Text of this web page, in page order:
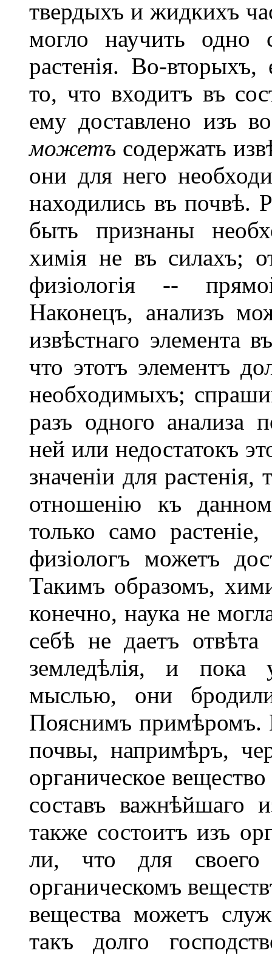
твердыхъ и жидкихъ
могло научить одно
растенія. Во-
то, что входитъ въ
ему доставлено изъ
можетъ содержать
они для него
находились въ почвѣ.
быть признаны
химія не въ силахъ;
физіологія --
Наконецъ, анализъ
извѣстнаго элемента
что этотъ элементъ
необходимыхъ;
разъ одного анализа
ней или недостатокъ
значеніи для
отношенію къ
только само
физіологъ можетъ
Такимъ образомъ,
конечно, наука не
себѣ не даетъ отвѣта
земледѣлія, и пока
мыслью, они
Пояснимъ примѣромъ.
почвы, напримѣръ,
органическое
составъ важнѣйшаго
также состоитъ изъ
ли, что для своего
органическомъ
вещества можетъ
такъ долго